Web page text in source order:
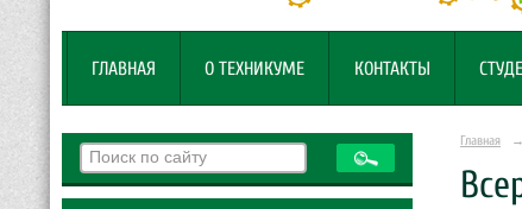
ГЛАВНАЯ О ТЕХНИКУМЕ КОНТАКТЫ
Главная →